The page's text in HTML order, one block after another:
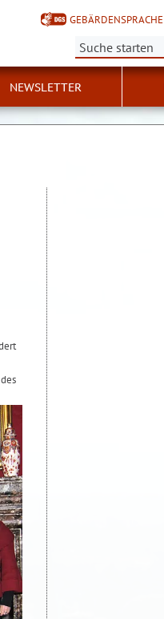
GEBÄRDENSPRACHE
Suche:
NEWSLETTER